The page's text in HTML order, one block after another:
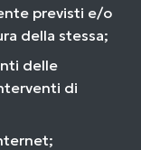
previsti e/o
della stessa;
delle
di